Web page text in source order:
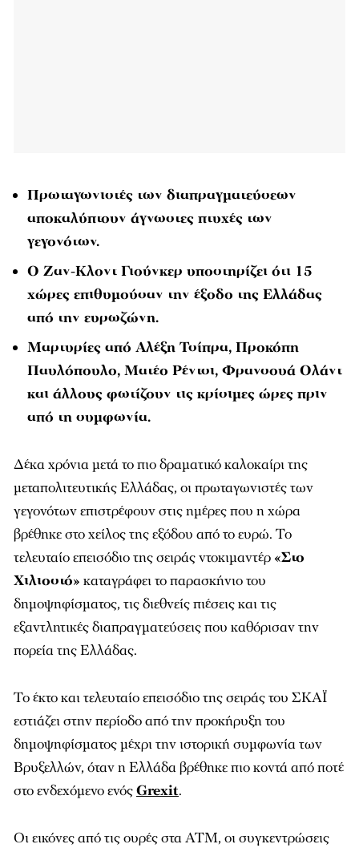
Πρωταγωνιστές των διαπραγματεύσεων
αποκαλύπτουν άγνωστες πτυχές των
γεγονότων.
Ο Ζαν-Κλοντ Γιούνκερ υποστηρίζει ότι 15
χώρες επιθυμούσαν την έξοδο της Ελλάδας
από την ευρωζώνη.
Μαρτυρίες από Αλέξη Τσίπρα, Προκόπη
Παυλόπουλο, Ματέο Ρέντσι, Φρανσουά Ολάντ
και άλλους φωτίζουν τις κρίσιμες ώρες πριν
από τη συμφωνία.
Δέκα χρόνια μετά το πιο δραματικό καλοκαίρι της
μεταπολιτευτικής Ελλάδας, οι πρωταγωνιστές των
γεγονότων επιστρέφουν στις ημέρες που η χώρα
βρέθηκε στο χείλος της εξόδου από το ευρώ. Το
τελευταίο επεισόδιο της σειράς ντοκιμαντέρ «Στο
Χιλιοστό» καταγράφει το παρασκήνιο του
δημοψηφίσματος, τις διεθνείς πιέσεις και τις
εξαντλητικές διαπραγματεύσεις που καθόρισαν την
πορεία της Ελλάδας.
Το έκτο και τελευταίο επεισόδιο της σειράς του ΣΚΑΪ
εστιάζει στην περίοδο από την προκήρυξη του
δημοψηφίσματος μέχρι την ιστορική συμφωνία των
Βρυξελλών, όταν η Ελλάδα βρέθηκε πιο κοντά από ποτέ
στο ενδεχόμενο ενόςGrexit.
Οι εικόνες από τις ουρές στα ΑΤΜ, οι συγκεντρώσεις